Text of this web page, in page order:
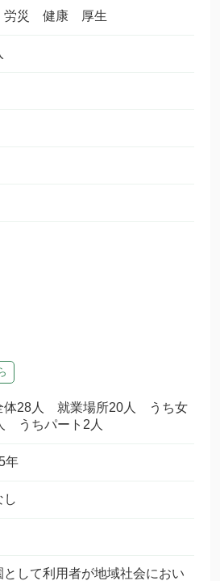
労災 健康 厚生
体28人 就業場所20人 うち女
うちパート2人
年
し
として利用者が地域社会におい